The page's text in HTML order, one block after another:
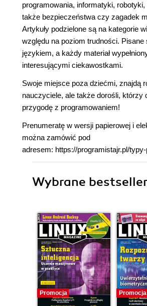
programowania, informatyki, robotyki,
także bezpieczeństwa czy zagadek
Artykuły podzielone są na kategorie
względu na poziom trudności.
językiem, a każdy materiał
interesującymi ciekawostkami.
Swoje miejsce poza dziećmi, znajdą
nauczyciele, ale także dorośli, którzy
przygodę z programowaniem!
Prenumeratę w wersji papierowej i
można zamówić pod
adresem: https://programistajr.pl/
Wybrane
Promocja Promocja